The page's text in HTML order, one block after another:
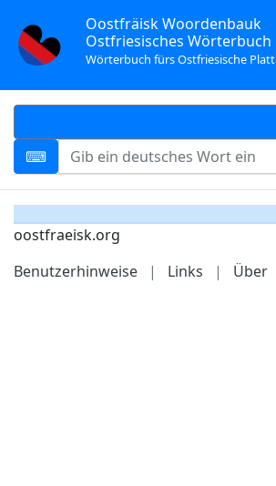
Oostfräisk Woordenbauk
Ostfriesisches Wörterbuch
Wörterbuch fürs Ostfriesische Platt
oostfraeisk.org
Benutzerhinweise
| Links | Über